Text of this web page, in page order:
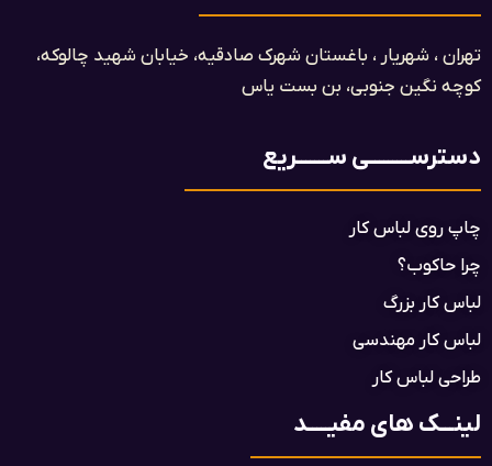
تهران ، شهریار ، باغستان شهرک صادقیه، خیابان شهید چالوکه،
کوچه نگین جنوبی، بن بست یاس​
دسترســـــــــی ســـــــریع
چاپ روی لباس کار
چرا حاکوب؟
لباس کار بزرگ
لباس کار مهندسی
طراحی لباس کار
لینـــک های مفیـــــد